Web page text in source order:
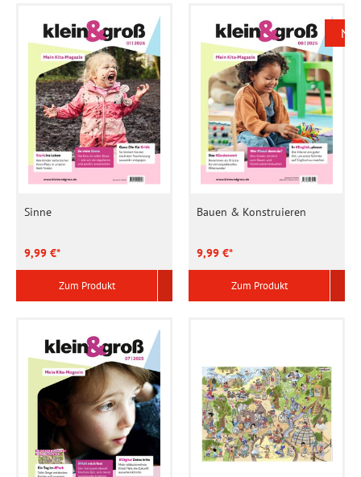
Sinne
9,99 €*
Zum Produkt
Bauen & Konstruieren
9,99 €*
Zum Produkt